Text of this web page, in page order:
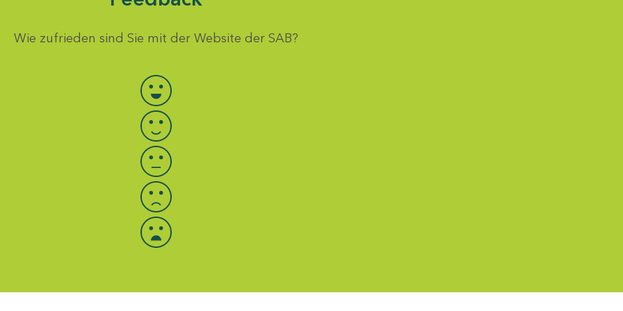
Wie zufrieden sind Sie mit der Website der SAB?
Bewertung auswählen